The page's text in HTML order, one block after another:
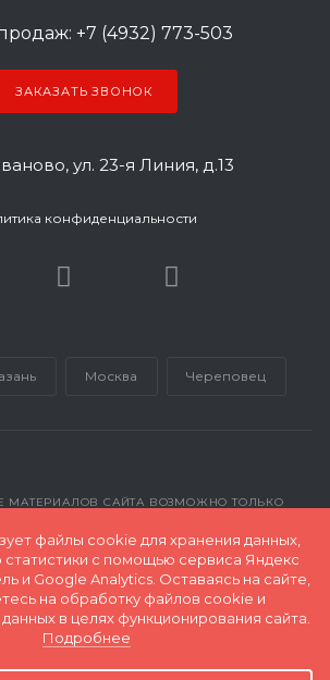
+7 (4932) 773-503
ЗАКАЗАТЬ ЗВОНОК
ул. 23-я Линия, д.13
конфиденциальности
Москва Череповец
МАТЕРИАЛОВ САЙТА ВОЗМОЖНО ТОЛЬКО
защищены и принадлежат ООО "Полимер
Экспорт"
Карта сайта
файлы cookie для хранения данных,
статистики с помощью сервиса Яндекс
и Google Analytics. Оставаясь на сайте,
на обработку файлов cookie и
в целях функционирования сайта.
Подробнее